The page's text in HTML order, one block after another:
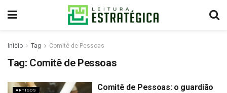
Início Tag Comitê de Pessoas
Tag: Comitê de Pessoas
ARTIGOS
Comitê de Pessoas: o guardião